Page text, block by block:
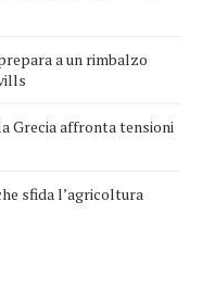
a un rimbalzo
Grecia affronta tensioni
sfida l’agricoltura